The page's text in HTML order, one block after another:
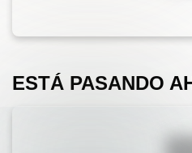
ESTÁ PASANDO